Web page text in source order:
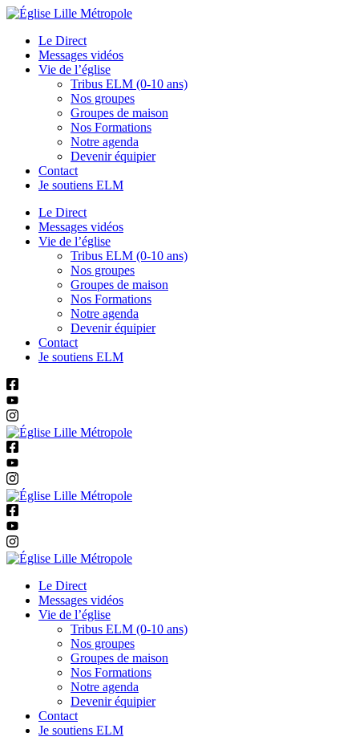
Le Direct
Messages vidéos
Vie de l’église
Tribus ELM (0-10 ans)
Nos groupes
Groupes de maison
Nos Formations
Notre agenda
Devenir équipier
Contact
Je soutiens ELM
Le Direct
Messages vidéos
Vie de l’église
Tribus ELM (0-10 ans)
Nos groupes
Groupes de maison
Nos Formations
Notre agenda
Devenir équipier
Contact
Je soutiens ELM
Le Direct
Messages vidéos
Vie de l’église
Tribus ELM (0-10 ans)
Nos groupes
Groupes de maison
Nos Formations
Notre agenda
Devenir équipier
Contact
Je soutiens ELM